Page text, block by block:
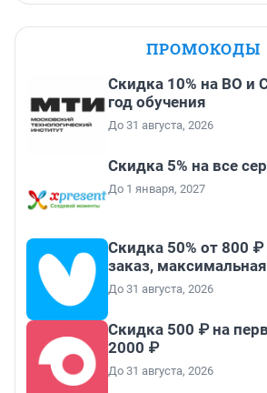
ПРОМОКОДЫ
Скидка 10% на ВО и
год обучения
До 31 августа, 2026
Скидка 5% на все
До 1 января, 2027
Скидка 50% от 800
заказ,
До 31 августа, 2026
Скидка 500 ₽ на
2000 ₽
До 31 августа, 2026